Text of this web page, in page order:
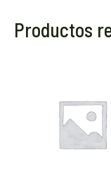
Productos